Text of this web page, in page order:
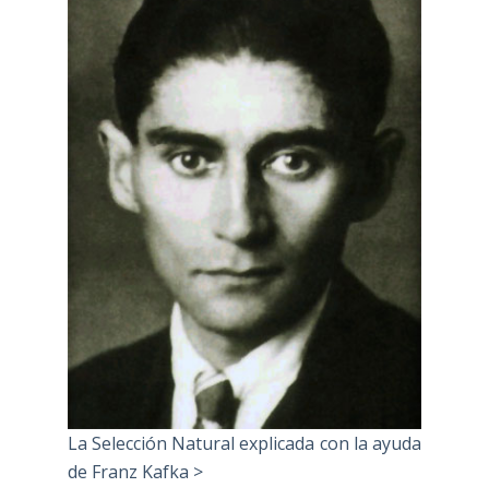
La Selección Natural explicada con la ayuda
de Franz Kafka >